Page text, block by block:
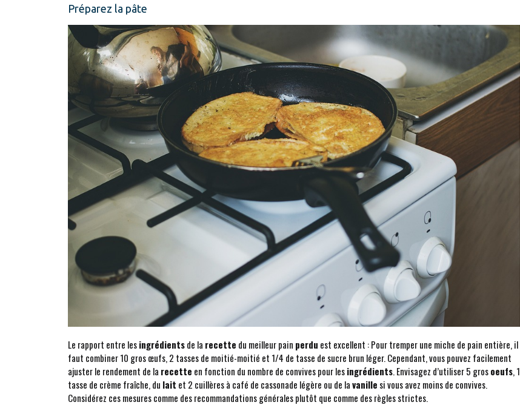
Préparez la pâte
Le rapport entre lesingrédientsde la recette du meilleur pain perdu est excellent : Pour tremper une miche de pain entière, il
faut combiner 10 gros œufs, 2 tasses de moitié-moitié et 1/4 de tasse de sucre brun léger. Cependant, vous pouvez facilement
ajuster le rendement de la recette en fonction du nombre de convives pour lesingrédients. Envisagez d’utiliser 5 grosoeufs, 1
tasse de crème fraîche, du lait et 2 cuillères à café de cassonade légère ou de lavanille si vous avez moins de convives.
Considérez ces mesures comme des recommandations générales plutôt que comme des règles strictes.